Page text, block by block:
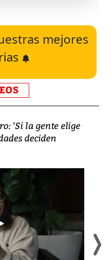
mejores
‘Si la gente elige
deciden